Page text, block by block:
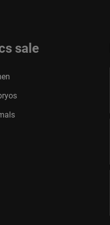
sale